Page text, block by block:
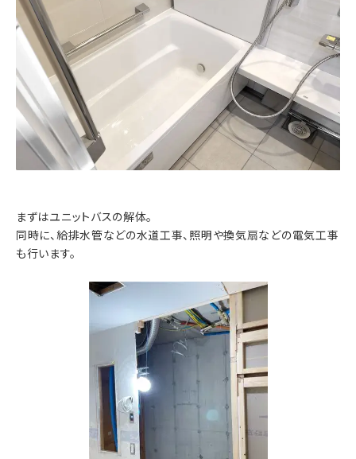
まずはユニットバスの解体。
同時に、給排水管などの水道工事、照明や換気扇などの電気工事
も行います。